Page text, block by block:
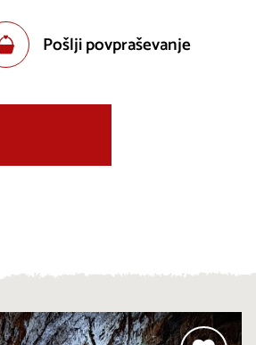
Pošlji povpraševanje